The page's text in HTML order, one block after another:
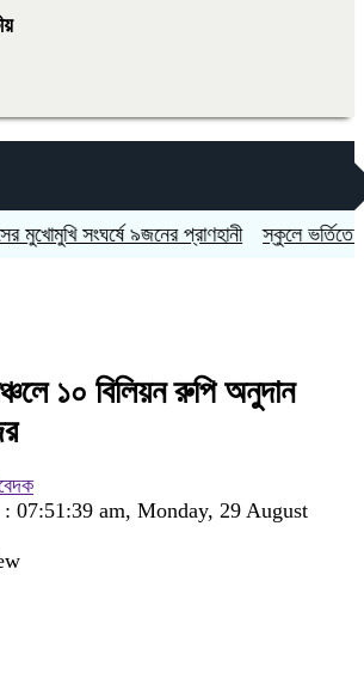
সংঘর্ষে ৯জনের প্রাণহানী স্কুলে ভর্তিতে
১০ বিলিয়ন রুপি অনুদান
07:51:39 am, Monday, 29 August